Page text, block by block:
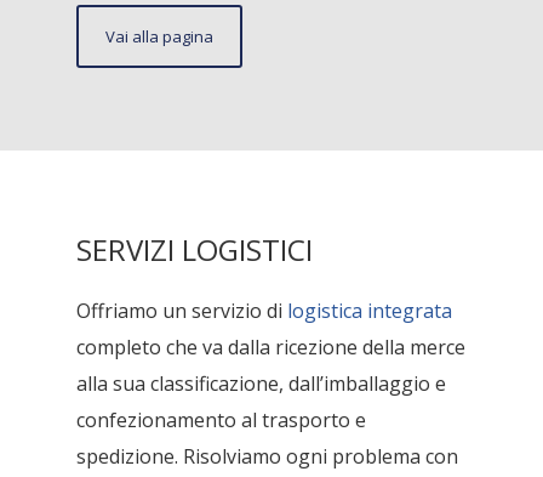
Vai alla pagina
SERVIZI LOGISTICI
Offriamo un servizio di logistica integrata
completo che va dalla ricezione della merce
alla sua classificazione, dall’imballaggio e
confezionamento al trasporto e
spedizione. Risolviamo ogni problema con